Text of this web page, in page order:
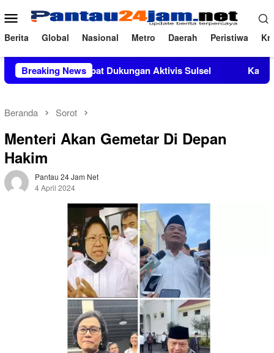
ke
konten
Menu
Mobile
Berita Global Nasional Metro Daerah Peristiwa
Breaking News
Mendapat Dukungan Aktivis Sulsel Kapolres
Beranda Sorot
Menteri Akan Gemetar Di Depan
Hakim
Pantau 24 Jam Net
4 April 2024